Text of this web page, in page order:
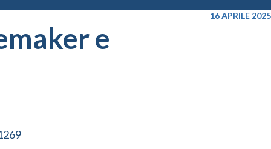
16 APRILE 2025
e